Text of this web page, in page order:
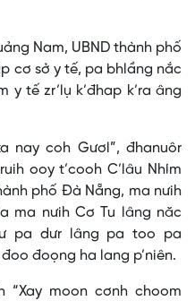
Nam, UBND thành phố
cơ sở y tế, pa bhlầng nắc
y tế zr’lụ k’đhap k’ra âng
nay coh Gươl”, đhanuôr
ooy t’cooh C’lâu Nhím
phố Đà Nẵng, ma nưih
ma nưih Cơ Tu lâng năc
pa dưr lâng pa too pa
đoọng ha lang p’niên.
“Xay moon cơnh choom